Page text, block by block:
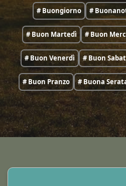
# Buongiorno #
# Buon Martedì # Buon
# Buon Venerdì # Buon
# Buon Pranzo # Buona